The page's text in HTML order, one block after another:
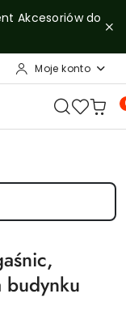
Akcesoriów do
Moje konto
budynku